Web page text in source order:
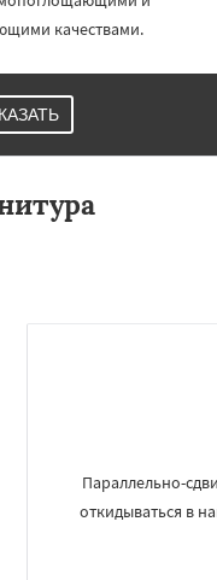
качествами.
Параллельно-
откидываться в